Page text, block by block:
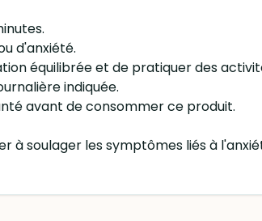
d'anxiété.
équilibrée et de pratiquer des
indiquée.
avant de consommer ce produit.
à soulager les symptômes liés à